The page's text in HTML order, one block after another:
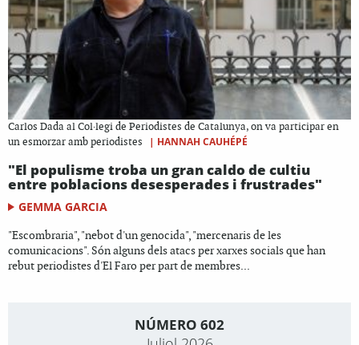
Carlos Dada al Col·legi de Periodistes de Catalunya, on va participar en
un esmorzar amb periodistes
| HANNAH CAUHÉPÉ
"El populisme troba un gran caldo de cultiu
entre poblacions desesperades i frustrades"
GEMMA GARCIA
"Escombraria", "nebot d'un genocida", "mercenaris de les
comunicacions". Són alguns dels atacs per xarxes socials que han
rebut periodistes d'El Faro per part de membres...
NÚMERO 602